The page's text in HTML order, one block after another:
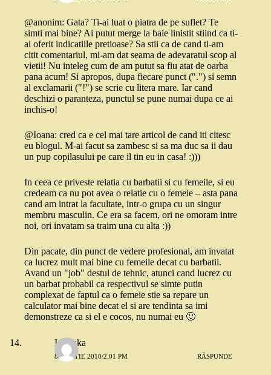
@anonim: Gata? Ti-ai luat o piatra de pe suflet? Te
simti mai bine? Ai putut merge la baie linistit stiind ca ti-
ai oferit indicatiile pretioase? Sa stii ca de cand ti-am
citit comentariul, mi-am dat seama de adevaratul scop al
vietii! Nu inteleg cum de am putut sa fiu atat de oarba
pana acum! Si apropos, dupa fiecare punct (".") si semn
al exclamarii ("!") se scrie cu litera mare. Iar cand
deschizi o paranteza, punctul se pune numai dupa ce ai
inchis-o!
@Ioana: cred ca e cel mai tare articol de cand iti citesc
eu blogul. M-ai facut sa zambesc si sa ma duc sa ii dau
un pup copilasului pe care il tin eu in casa! :)))
In ceea ce priveste relatia cu barbatii si cu femeile, si eu
credeam ca nu pot avea o relatie cu o femeie – asta pana
cand am intrat la facultate, intr-o grupa cu un singur
membru masculin. Ce era sa facem, ori ne omoram intre
noi, ori invatam sa traim una cu alta :))
Din pacate, din punct de vedere profesional, am invatat
ca lucrez mult mai bine cu femeile decat cu barbatii.
Avand un "job" destul de tehnic, atunci cand lucrez cu
un barbat probabil ca respectivul se simte putin
complexat de faptul ca o femeie stie sa repare un
calculator mai bine decat el si are tendinta sa imi
demonstreze ca si el e cocos, nu numai eu 🙂
Ionouka
8 MARTIE 2010/2:01 PM RĂSPUNDE